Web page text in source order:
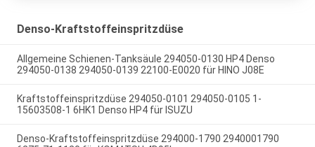
Denso-Kraftstoffeinspritzdüse
Allgemeine Schienen-Tanksäule 294050-0130 HP4 Denso
294050-0138 294050-0139 22100-E0020 für HINO J08E
Kraftstoffeinspritzdüse 294050-0101 294050-0105 1-
15603508-1 6HK1 Denso HP4 für ISUZU
Denso-Kraftstoffeinspritzdüse 294000-1790 2940001790